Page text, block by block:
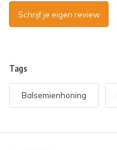
Schrijf je eigen review
Tags
Balsemienhoning